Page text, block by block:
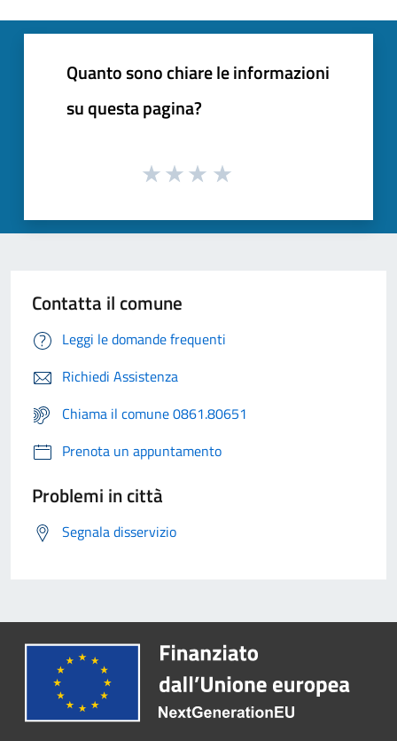
Quanto sono chiare le informazioni
su questa pagina?
Contatta il comune
Leggi le domande frequenti
Richiedi Assistenza
Chiama il comune 0861.80651
Prenota un appuntamento
Problemi in città
Segnala disservizio